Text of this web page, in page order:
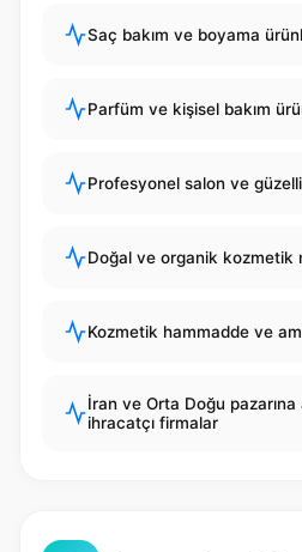
Saç bakım ve boyama
Parfüm ve kişisel bakım
Profesyonel salon ve
Doğal ve organik kozmetik
Kozmetik hammadde ve
İran ve Orta Doğu pazarına
ihracatçı firmalar